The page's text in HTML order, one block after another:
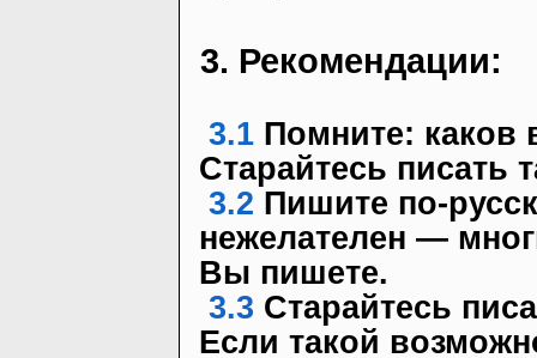
3. Рекомендации:
3.1 Помните: каков
Старайтесь писать
3.2 Пишите по-
нежелателен —
Вы пишете.
3.3 Старайтесь
Если такой